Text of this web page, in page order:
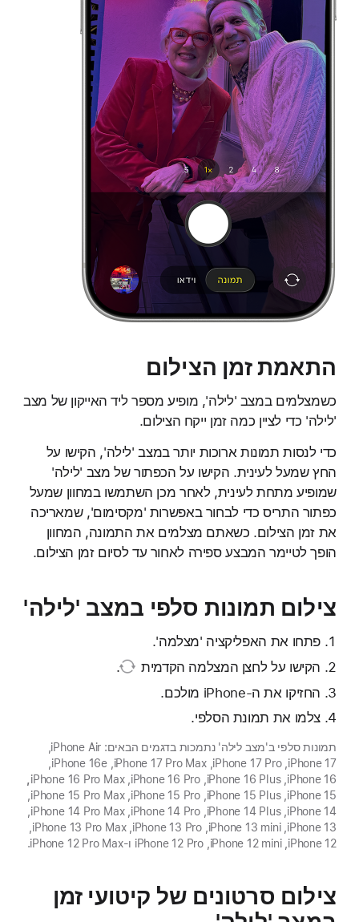
התאמת זמן הצילום
כשמצלמים במצב 'לילה', מופיע מספר ליד האייקון של מצב
'לילה' כדי לציין כמה זמן ייקח הצילום.
כדי לנסות תמונות ארוכות יותר במצב 'לילה', הקישו על
החץ שמעל לעינית. הקישו על הכפתור של מצב 'לילה'
שמופיע מתחת לעינית, לאחר מכן השתמשו במחוון שמעל
כפתור התריס כדי לבחור באפשרות 'מקסימום', שמאריכה
את זמן הצילום. כשאתם מצלמים את התמונה, המחוון
הופך לטיימר המבצע ספירה לאחור עד לסיום זמן הצילום.
צילום תמונות סלפי במצב 'לילה'
פתחו את האפליקציה 'מצלמה'.
הקישו עללחצן המצלמה הקדמית
.
החזיקו את ה-iPhone מולכם.
צלמו את תמונת הסלפי.
תמונות סלפי ב'מצב לילה' נתמכות בדגמים הבאים: iPhone Air,
‏iPhone 17, ‏iPhone 17 Pro, ‏iPhone 17 Pro Max, ‏iPhone 16e‏,
iPhone 16‏, iPhone 16 Plus‏, iPhone 16 Pro‏, iPhone 16 Pro Max‏
,
iPhone 15‏, iPhone 15 Plus‏, iPhone 15 Pro‏, iPhone 15 Pro Max‏,
iPhone 14‏, iPhone 14 Plus‏, iPhone 14 Pro‏, iPhone 14 Pro Max‏,
iPhone 13‏, iPhone 13 mini‏, iPhone 13 Pro‏, iPhone 13 Pro Max‏,
iPhone 12‏, iPhone 12 mini‏, iPhone 12 Pro ו-iPhone 12 Pro Max.
צילום סרטונים של קיטועי זמן